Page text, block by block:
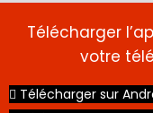
CDI
Télécharger
votre
Télécharger sur